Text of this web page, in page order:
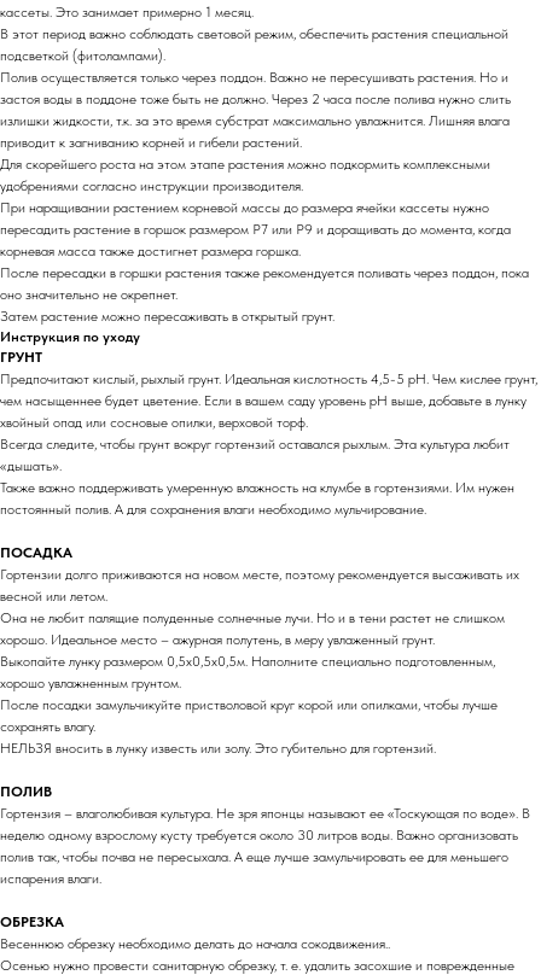
кассеты. Это занимает примерно 1 месяц.
В этот период важно соблюдать световой режим, обеспечить растения специальной
подсветкой (фитолампами).
Полив осуществляется только через поддон. Важно не пересушивать растения. Но и
застоя воды в поддоне тоже быть не должно. Через 2 часа после полива нужно слить
излишки жидкости, т.к. за это время субстрат максимально увлажнится. Лишняя влага
приводит к загниванию корней и гибели растений.
Для скорейшего роста на этом этапе растения можно подкормить комплексными
удобрениями согласно инструкции производителя.
При наращивании растением корневой массы до размера ячейки кассеты нужно
пересадить растение в горшок размером Р7 или Р9 и доращивать до момента, когда
корневая масса также достигнет размера горшка.
После пересадки в горшки растения также рекомендуется поливать через поддон, пока
оно значительно не окрепнет.
Затем растение можно пересаживать в открытый грунт.
Инструкция по уходу
ГРУНТ
Предпочитают кислый, рыхлый грунт. Идеальная кислотность 4,5-5 pH. Чем кислее грунт,
чем насыщеннее будет цветение. Если в вашем саду уровень pH выше, добавьте в лунку
хвойный опад или сосновые опилки, верховой торф.
Всегда следите, чтобы грунт вокруг гортензий оставался рыхлым. Эта культура любит
«дышать».
Также важно поддерживать умеренную влажность на клумбе в гортензиями. Им нужен
постоянный полив. А для сохранения влаги необходимо мульчирование.
ПОСАДКА
Гортензии долго приживаются на новом месте, поэтому рекомендуется высаживать их
весной или летом.
Она не любит палящие полуденные солнечные лучи. Но и в тени растет не слишком
хорошо. Идеальное место – ажурная полутень, в меру увлаженный грунт.
Выкопайте лунку размером 0,5х0,5х0,5м. Наполните специально подготовленным,
хорошо увлажненным грунтом.
После посадки замульчикуйте пристволовой круг корой или опилками, чтобы лучше
сохранять влагу.
НЕЛЬЗЯ вносить в лунку известь или золу. Это губительно для гортензий.
ПОЛИВ
Гортензия – влаголюбивая культура. Не зря японцы называют ее «Тоскующая по воде». В
неделю одному взрослому кусту требуется около 30 литров воды. Важно организовать
полив так, чтобы почва не пересыхала. А еще лучше замульчировать ее для меньшего
испарения влаги.
ОБРЕЗКА
Весеннюю обрезку необходимо делать до начала сокодвижения..
Осенью нужно провести санитарную обрезку, т. е. удалить засохшие и поврежденные